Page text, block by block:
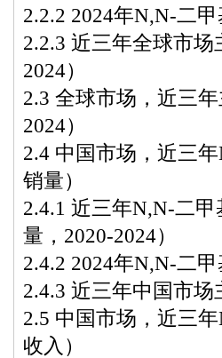
2.2.2 2024年N,N-二
2.2.3 近三年全球市
2024）
2.3 全球市场，近三
2024）
2.4 中国市场，近三
销量）
2.4.1 近三年N,N-二
量，2020-2024）
2.4.2 2024年N,N-二
2.4.3 近三年中国市
2.5 中国市场，近三
收入）